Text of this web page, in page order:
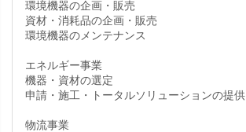
環境機器の企画・販売
資材・消耗品の企画・販売
環境機器のメンテナンス
エネルギー事業
機器・資材の選定
申請・施工・トータルソリューションの提供
物流事業